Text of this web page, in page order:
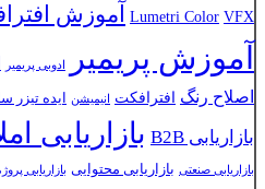
Lumetri Color VFX آموزش
آموزش پریمیر ادوبی پریمیر
اصلاح رنگ افترافکت انیمیشن ایده تیزر
بازاریابی B2B بازاریابی
بازاریابی صنعتی بازاریابی محتوایی بازاریابی